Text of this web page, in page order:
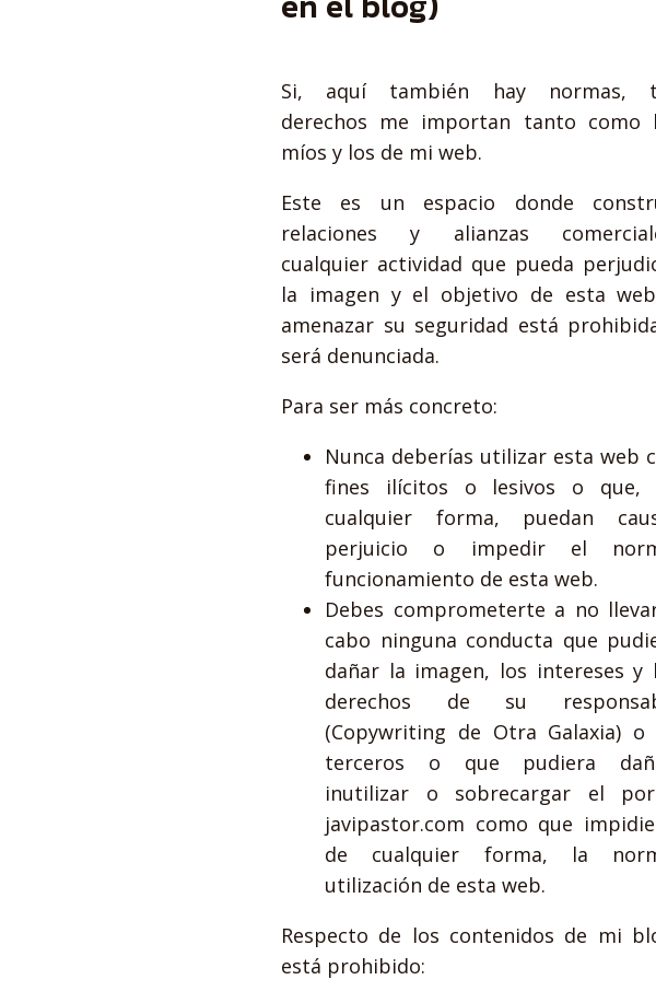
Si, aquí también hay normas,
derechos me importan tanto como
míos y los de mi web.
Este es un espacio donde
relaciones y alianzas
cualquier actividad que pueda
la imagen y el objetivo de esta
amenazar su seguridad está
será denunciada.
Para ser más concreto:
Nunca deberías utilizar esta web
fines ilícitos o lesivos o que,
cualquier forma, puedan
perjuicio o impedir el
funcionamiento de esta web.
Debes comprometerte a no
cabo ninguna conducta que
dañar la imagen, los intereses y
derechos de su
(Copywriting de Otra Galaxia) o
terceros o que pudiera
inutilizar o sobrecargar el
javipastor.com como que
de cualquier forma, la
utilización de esta web.
Respecto de los contenidos de mi
está prohibido: